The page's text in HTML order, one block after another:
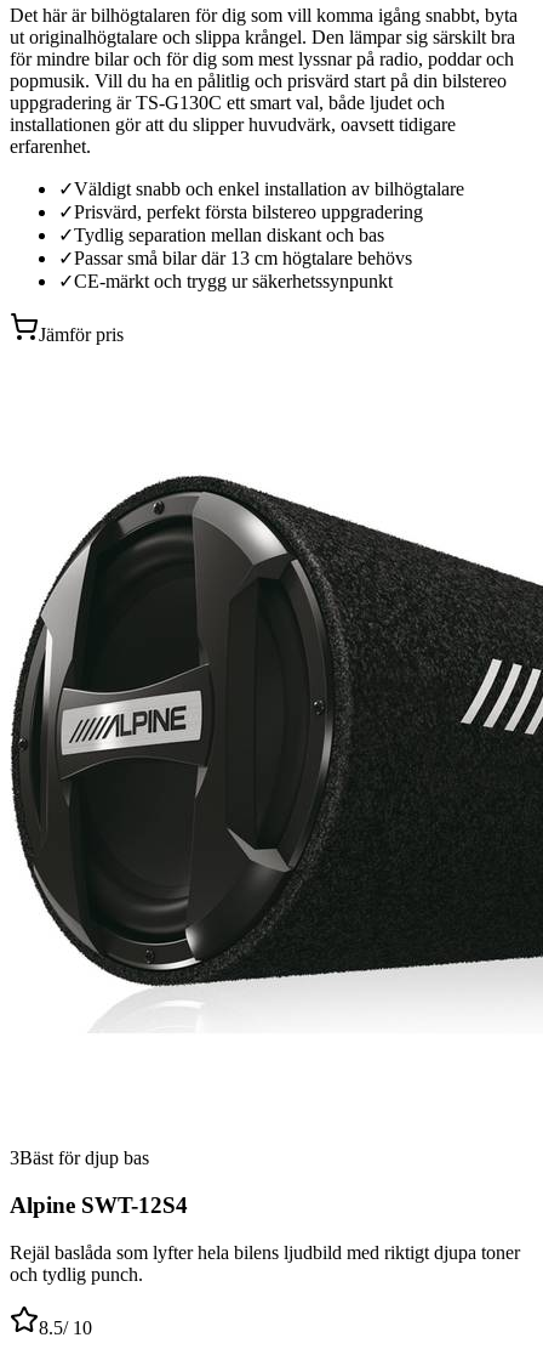
Det här är bilhögtalaren för dig som vill komma igång snabbt, byta
ut originalhögtalare och slippa krångel. Den lämpar sig särskilt bra
för mindre bilar och för dig som mest lyssnar på radio, poddar och
popmusik. Vill du ha en pålitlig och prisvärd start på din bilstereo
uppgradering är TS-G130C ett smart val, både ljudet och
installationen gör att du slipper huvudvärk, oavsett tidigare
erfarenhet.
✓Väldigt snabb och enkel installation av bilhögtalare
✓Prisvärd, perfekt första bilstereo uppgradering
✓Tydlig separation mellan diskant och bas
✓Passar små bilar där 13 cm högtalare behövs
✓CE-märkt och trygg ur säkerhetssynpunkt
Jämför pris
3Bäst för djup bas
Alpine SWT-12S4
Rejäl baslåda som lyfter hela bilens ljudbild med riktigt djupa toner
och tydlig punch.
8.5/ 10